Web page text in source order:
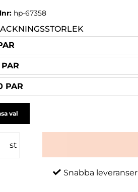
hp-67358
PAR
val
st
Snabba leveranser